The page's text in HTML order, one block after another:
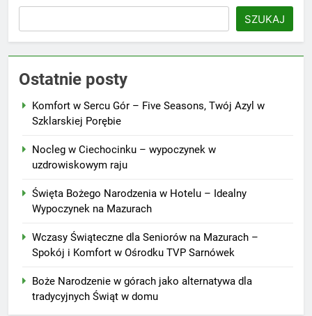
SZUKAJ
Ostatnie posty
Komfort w Sercu Gór – Five Seasons, Twój Azyl w
Szklarskiej Porębie
Nocleg w Ciechocinku – wypoczynek w
uzdrowiskowym raju
Święta Bożego Narodzenia w Hotelu – Idealny
Wypoczynek na Mazurach
Wczasy Świąteczne dla Seniorów na Mazurach –
Spokój i Komfort w Ośrodku TVP Sarnówek
Boże Narodzenie w górach jako alternatywa dla
tradycyjnych Świąt w domu